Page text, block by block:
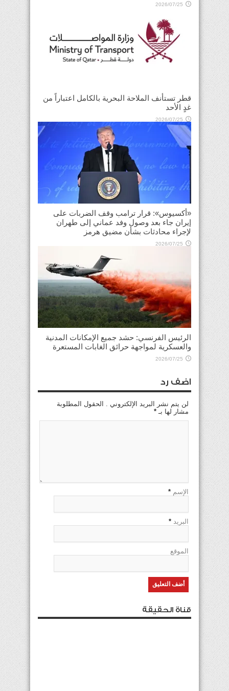
2026/07/25
قطر تستأنف الملاحة البحرية بالكامل اعتباراً من
غدٍ الأحد
2026/07/25
«أكسيوس»: قرار ترامب وقف الضربات على
إيران جاء بعد وصول وفد عماني إلى طهران
لإجراء محادثات بشأن مضيق هرمز
2026/07/25
الرئيس الفرنسي: حشد جميع الإمكانات المدنية
والعسكرية لمواجهة حرائق الغابات المستعرة
2026/07/25
اضف رد
لن يتم نشر البريد الإلكتروني . الحقول المطلوبة
مشار لها بـ *
الإسم *
البريد *
الموقع
قناة الحقيقة